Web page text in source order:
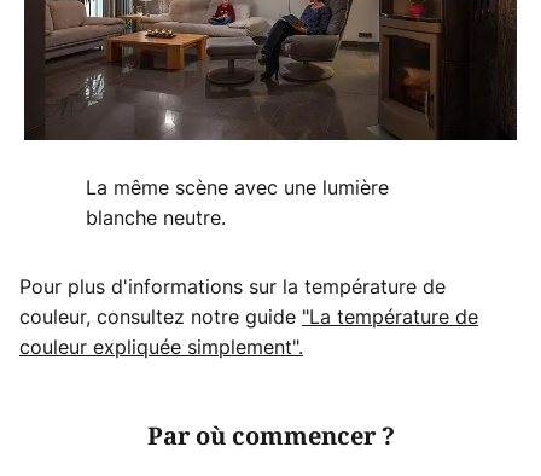
La même scène avec une lumière
blanche neutre.
Pour plus d'informations sur la température de
couleur, consultez notre guide "La température de
couleur expliquée simplement".
Par où commencer ?